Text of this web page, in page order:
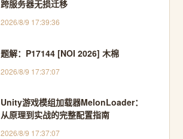
跨服务器无损迁移
2026/8/9 17:39:36
题解：P17144 [NOI 2026] 木棉
2026/8/9 17:37:07
Unity游戏模组加载器MelonLoader：
从原理到实战的完整配置指南
2026/8/9 17:37:07